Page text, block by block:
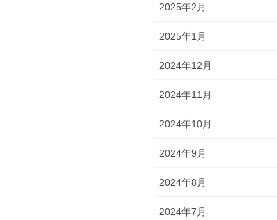
2025年2月
2025年1月
2024年12月
2024年11月
2024年10月
2024年9月
2024年8月
2024年7月